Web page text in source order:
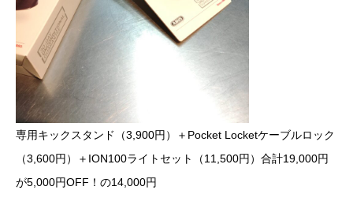
専用キックスタンド（3,900円）＋Pocket Locketケーブルロック
（3,600円）＋ION100ライトセット（11,500円）合計19,000円
が5,000円OFF！の14,000円